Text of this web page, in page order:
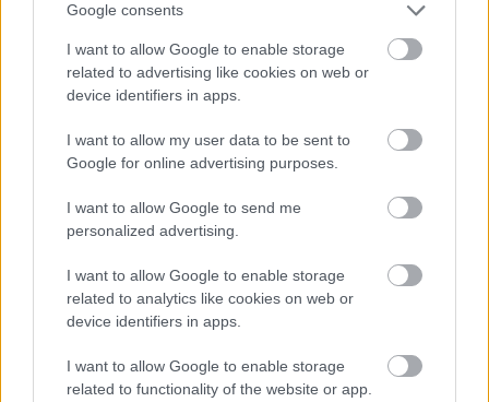
Google consents
I want to allow Google to enable storage
related to advertising like cookies on web or
device identifiers in apps.
I want to allow my user data to be sent to
Google for online advertising purposes.
I want to allow Google to send me
personalized advertising.
I want to allow Google to enable storage
related to analytics like cookies on web or
device identifiers in apps.
I want to allow Google to enable storage
related to functionality of the website or app.
tavalyi Colonial Pipeline után már egyre több
kritikus infrastruktúraellen jelentkezik támadás
más országokban is, például pár napjaa romániai
Rompetrol szenvedett el egy ilyen incidenst
a kieső Fill&Go rendszerük
leállása miatt a benzinkutak is
működésképtelenné váltak.
Az itteni elkövetőka HIVE csoport nevében 2 millió
dolláros váltságdíjat követeltek
hogy átadják a helyreállításhoz szükséges
egyedi dekódoló kulcsot, valamint hogy ne
szivárogtassák ki nyilvánosan az innen ellopott
bizalmas adatokat a HiveLeaks Tor webhelyén.